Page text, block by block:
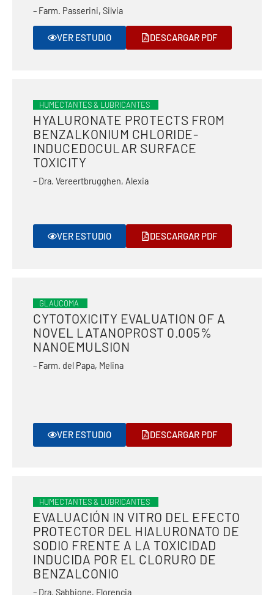
– Farm. Passerini, Silvia
VER ESTUDIO DESCARGAR PDF
HUMECTANTES & LUBRICANTES
HYALURONATE PROTECTS FROM
BENZALKONIUM CHLORIDE-
INDUCEDOCULAR SURFACE
TOXICITY
– Dra. Vereertbrugghen, Alexia
VER ESTUDIO DESCARGAR PDF
GLAUCOMA
CYTOTOXICITY EVALUATION OF A
NOVEL LATANOPROST 0.005%
NANOEMULSION
– Farm. del Papa, Melina
VER ESTUDIO DESCARGAR PDF
HUMECTANTES & LUBRICANTES
EVALUACIÓN IN VITRO DEL EFECTO
PROTECTOR DEL HIALURONATO DE
SODIO FRENTE A LA TOXICIDAD
INDUCIDA POR EL CLORURO DE
BENZALCONIO
– Dra. Sabbione, Florencia